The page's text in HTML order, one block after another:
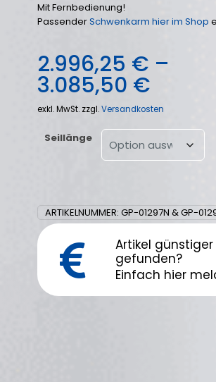
Mit Fernbedienung!
PassenderSchwenkarm hier im Shop
2.996,25 € –
3.085,50 €
exkl. MwSt. zzgl.Versandkosten
Seillänge
ARTIKELNUMMER: GP-01297N & GP-
Artikel günstiger
gefunden?
Einfach hier